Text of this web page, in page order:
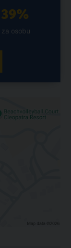
osobu